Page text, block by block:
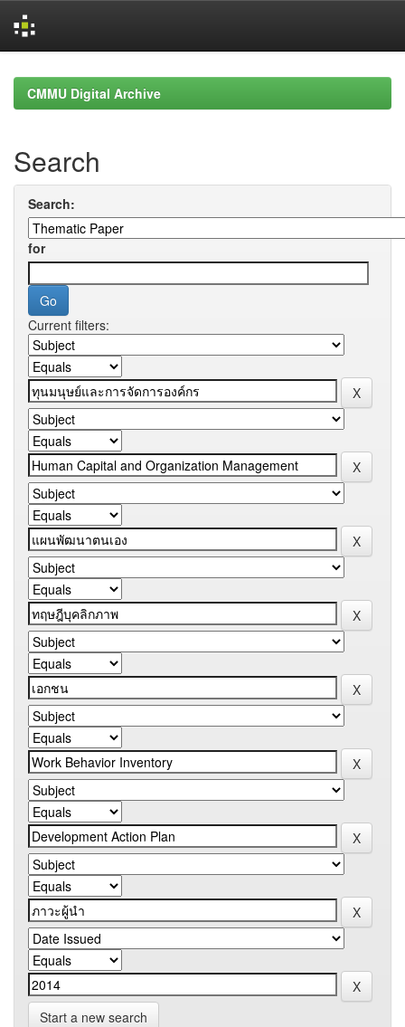
navigationCMMU Digital Archive
Search
Search:
for
Current filters:
Start a new search